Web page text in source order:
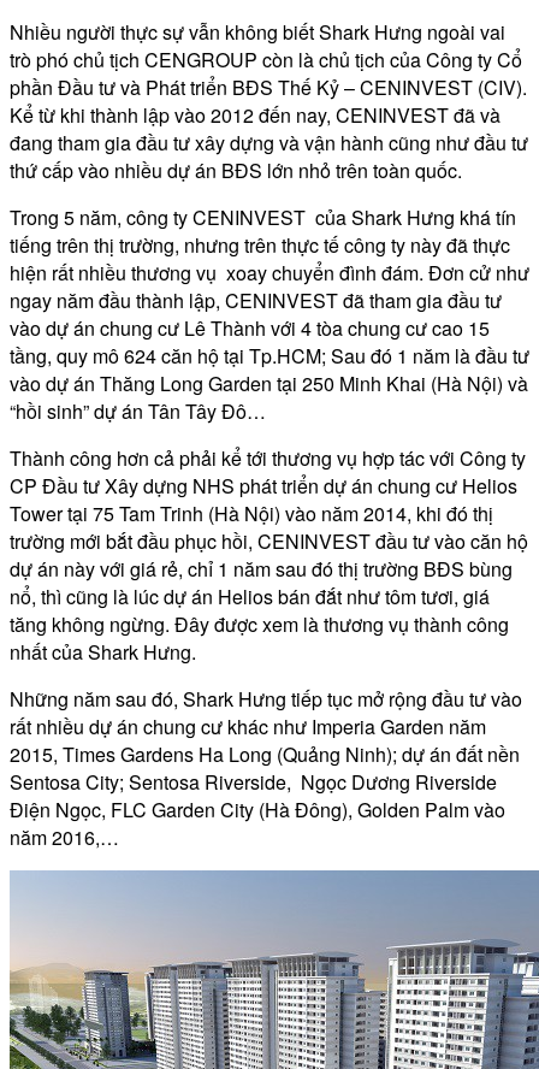
Nhiều người thực sự vẫn không biết Shark Hưng ngoài vai
trò phó chủ tịch CENGROUP còn là chủ tịch của Công ty Cổ
phần Đầu tư và Phát triển BĐS Thế Kỷ – CENINVEST (CIV).
Kể từ khi thành lập vào 2012 đến nay, CENINVEST đã và
đang tham gia đầu tư xây dựng và vận hành cũng như đầu tư
thứ cấp vào nhiều dự án BĐS lớn nhỏ trên toàn quốc.
Trong 5 năm, công ty CENINVEST của Shark Hưng khá tín
tiếng trên thị trường, nhưng trên thực tế công ty này đã thực
hiện rất nhiều thương vụ xoay chuyển đình đám. Đơn cử như
ngay năm đầu thành lập, CENINVEST đã tham gia đầu tư
vào dự án chung cư Lê Thành với 4 tòa chung cư cao 15
tầng, quy mô 624 căn hộ tại Tp.HCM; Sau đó 1 năm là đầu tư
vào dự án Thăng Long Garden tại 250 Minh Khai (Hà Nội) và
“hồi sinh” dự án Tân Tây Đô…
Thành công hơn cả phải kể tới thương vụ hợp tác với Công ty
CP Đầu tư Xây dựng NHS phát triển dự án chung cư Helios
Tower tại 75 Tam Trinh (Hà Nội) vào năm 2014, khi đó thị
trường mới bắt đầu phục hồi, CENINVEST đầu tư vào căn hộ
dự án này với giá rẻ, chỉ 1 năm sau đó thị trường BĐS bùng
nổ, thì cũng là lúc dự án Helios bán đắt như tôm tươi, giá
tăng không ngừng. Đây được xem là thương vụ thành công
nhất của Shark Hưng.
Những năm sau đó, Shark Hưng tiếp tục mở rộng đầu tư vào
rất nhiều dự án chung cư khác như Imperia Garden năm
2015, Times Gardens Ha Long (Quảng Ninh); dự án đất nền
Sentosa City; Sentosa Riverside, Ngọc Dương Riverside
Điện Ngọc, FLC Garden City (Hà Đông), Golden Palm vào
năm 2016,…